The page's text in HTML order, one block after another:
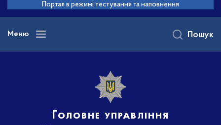
основного
вмісту
Портал в режимі тестування та наповнення
Меню
Головне управління
Пошук